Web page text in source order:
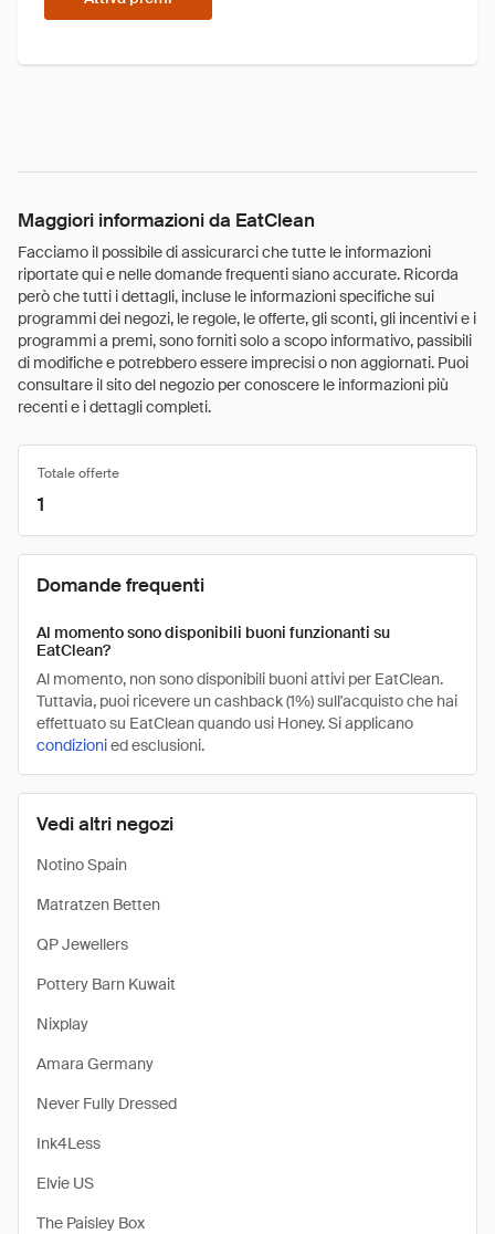
Maggiori informazioni da EatClean
Facciamo il possibile di assicurarci che tutte le informazioni
riportate qui e nelle domande frequenti siano accurate. Ricorda
però che tutti i dettagli, incluse le informazioni specifiche sui
programmi dei negozi, le regole, le offerte, gli sconti, gli incentivi e i
programmi a premi, sono forniti solo a scopo informativo, passibili
di modifiche e potrebbero essere imprecisi o non aggiornati. Puoi
consultare il sito del negozio per conoscere le informazioni più
recenti e i dettagli completi.
Vedi altri negozi
Notino Spain
Matratzen Betten
QP Jewellers
Pottery Barn Kuwait
Nixplay
Amara Germany
Never Fully Dressed
Ink4Less
Elvie US
The Paisley Box
Totale offerte
1
Domande frequenti
Al momento sono disponibili buoni funzionanti su
EatClean?
Al momento, non sono disponibili buoni attivi per EatClean.
Tuttavia, puoi ricevere un cashback (1%) sull'acquisto che hai
effettuato su EatClean quando usi Honey. Si applicano
condizionied esclusioni.